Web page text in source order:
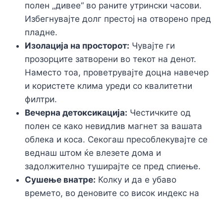
полен „дивее“ во раните утрински часови.
Избегнувајте долг престој на отворено пред
пладне.
Изолација на просторот: Чувајте ги
прозорците затворени во текот на денот.
Наместо тоа, проветрувајте доцна навечер
и користете клима уреди со квалитетни
филтри.
Вечерна детоксикација: Честичките од
полен се како невидлив магнет за вашата
облека и коса. Секогаш пресоблекувајте се
веднаш штом ќе влезете дома и
задолжително туширајте се пред спиење.
Сушење внатре: Колку и да е убаво
времето, во деновите со висок индекс на